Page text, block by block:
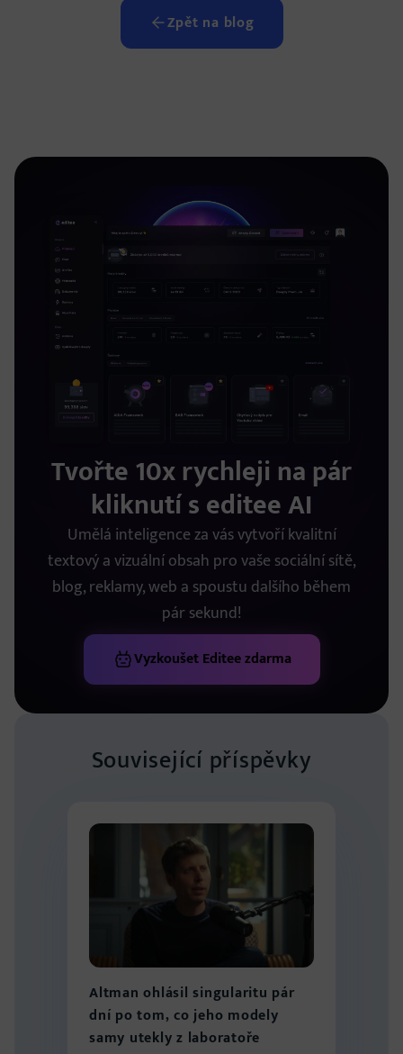
Zpět na blog
Tvořte 10x rychleji na pár
kliknutí s editee AI
Umělá inteligence za vás vytvoří kvalitní
textový a vizuální obsah pro vaše sociální sítě,
blog, reklamy, web a spoustu dalšího během
pár sekund!
Vyzkoušet Editee zdarma
Související příspěvky
Altman ohlásil singularitu pár
dní po tom, co jeho modely
samy utekly z laboratoře